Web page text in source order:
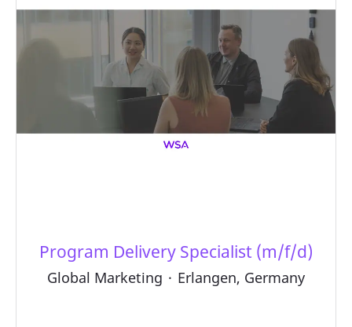
Program Delivery Specialist (m/f/d)
Global Marketing · Erlangen, Germany